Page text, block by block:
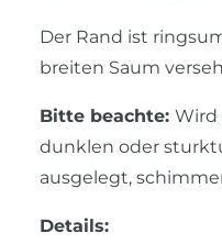
Der Rand ist
breiten Saum
Bitte beachte: Wird
dunklen oder
ausgelegt,
Details: